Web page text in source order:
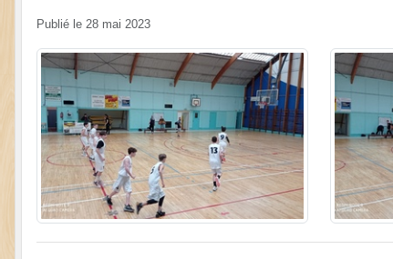
Publié le 28 mai 2023